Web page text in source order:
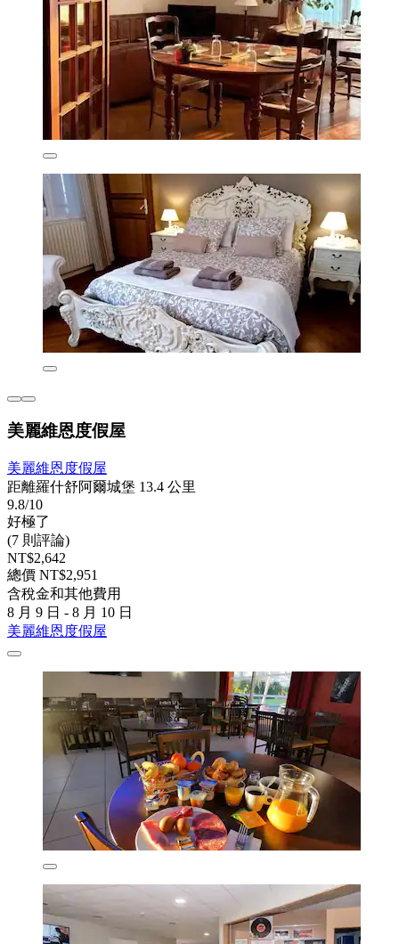
美麗維恩度假屋
美麗維恩度假屋
距離羅什舒阿爾城堡 13.4 公里
9.8/10
好極了
(7 則評論)
NT$2,642
總價 NT$2,951
含稅金和其他費用
8 月 9 日 - 8 月 10 日
美麗維恩度假屋